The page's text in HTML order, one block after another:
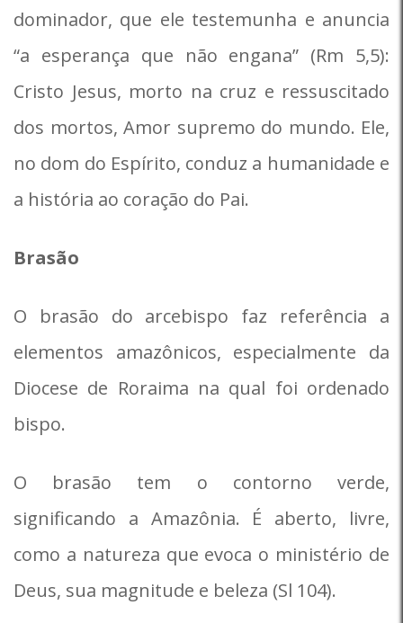
dominador, que ele testemunha e anuncia
“a esperança que não engana” (Rm 5,5):
Cristo Jesus, morto na cruz e ressuscitado
dos mortos, Amor supremo do mundo. Ele,
no dom do Espírito, conduz a humanidade e
a história ao coração do Pai.
Brasão
O brasão do arcebispo faz referência a
elementos amazônicos, especialmente da
Diocese de Roraima na qual foi ordenado
bispo.
O brasão tem o contorno verde,
significando a Amazônia. É aberto, livre,
como a natureza que evoca o ministério de
Deus, sua magnitude e beleza (Sl 104).